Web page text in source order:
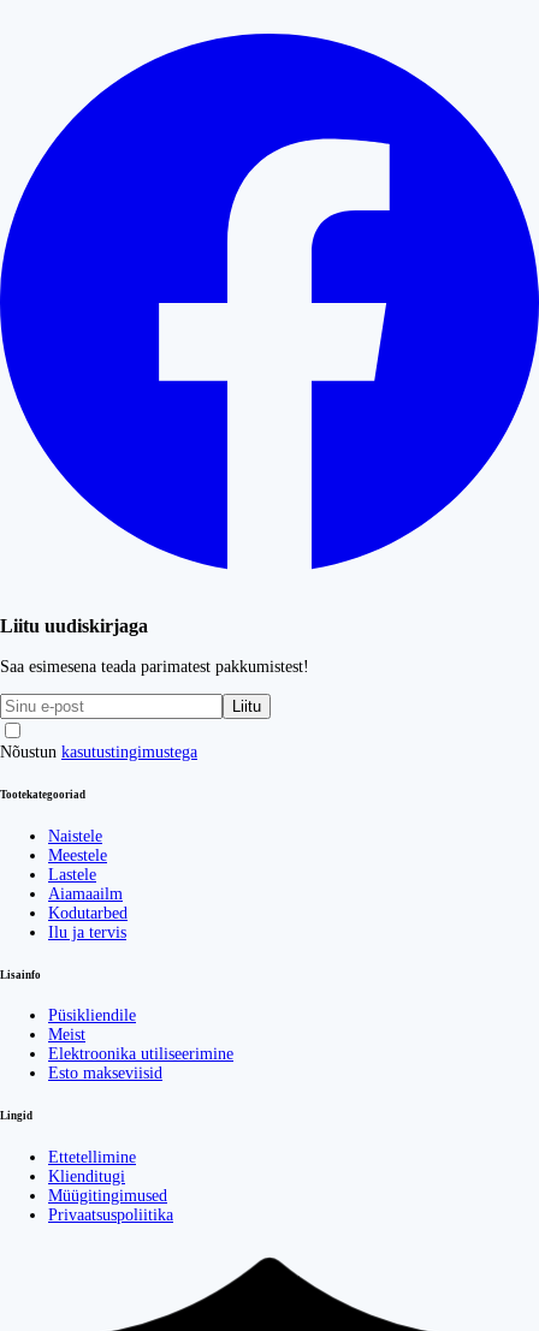
Liitu uudiskirjaga
Saa esimesena teada parimatest pakkumistest!
Liitu
Nõustun kasutustingimustega
Tootekategooriad
Naistele
Meestele
Lastele
Aiamaailm
Kodutarbed
Ilu ja tervis
Lisainfo
Püsikliendile
Meist
Elektroonika utiliseerimine
Esto makseviisid
Lingid
Ettetellimine
Klienditugi
Müügitingimused
Privaatsuspoliitika